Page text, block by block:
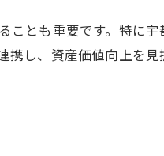
費用の抑え方と補助金活
を見据えたリフォーム
とも重要です。特に
し、資産価値向上を